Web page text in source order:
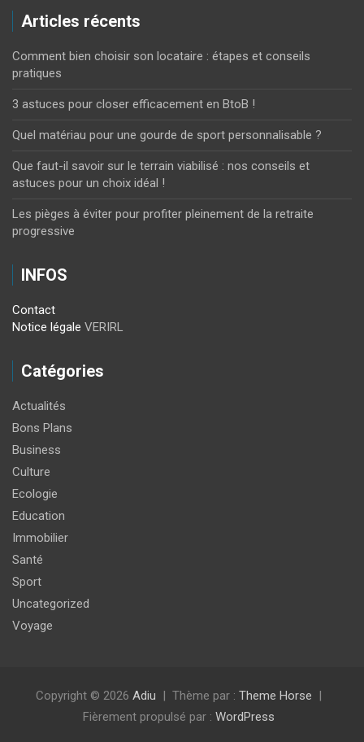
Articles récents
Comment bien choisir son locataire : étapes et conseils
pratiques
3 astuces pour closer efficacement en BtoB !
Quel matériau pour une gourde de sport personnalisable ?
Que faut-il savoir sur le terrain viabilisé : nos conseils et
astuces pour un choix idéal !
Les pièges à éviter pour profiter pleinement de la retraite
progressive
INFOS
Contact
Notice légale VERIRL
Catégories
Actualités
Bons Plans
Business
Culture
Ecologie
Education
Immobilier
Santé
Sport
Uncategorized
Voyage
Copyright © 2026 Adiu Thème par : Theme Horse
Fièrement propulsé par : WordPress